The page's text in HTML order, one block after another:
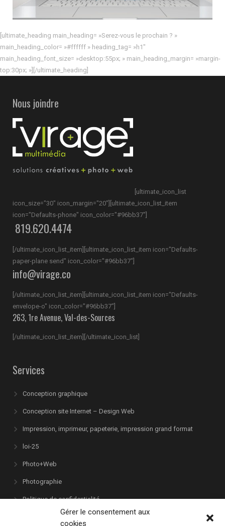
Gérer le consentement aux
cookies
[ultimate_heading main_heading= »Serez-vous le prochain ? »
main_heading_color= »#ffffff » heading_tag= »h1″
main_heading_font_size= »desktop:55px; » main_heading_margin= »margin-
top:30px; »][/ultimate_heading]
Nous joindre
[ultimate_icon_list
icon_size="30" icon_margin="20"][ultimate_icon_list_item
icon="Defaults-phone" icon_color="#96bb37"]
819.620.4474
[/ultimate_icon_list_item][ultimate_icon_list_item icon="Defaults-
paper-plane send" icon_color="#96bb37"]
info@virage.co
[/ultimate_icon_list_item][ultimate_icon_list_item icon="Defaults-
envelope-o" icon_color="#96bb37"]
263, 1re Avenue, Val-des-Sources
[/ultimate_icon_list_item][/ultimate_icon_list]
Services
Conception graphique
Conception site Internet – Design Web
Impression, imprimeur, papeterie, impression grand format
loi-25
Photo+Web
Photographie
Politique de confidentialité
Politique relative aux cookies